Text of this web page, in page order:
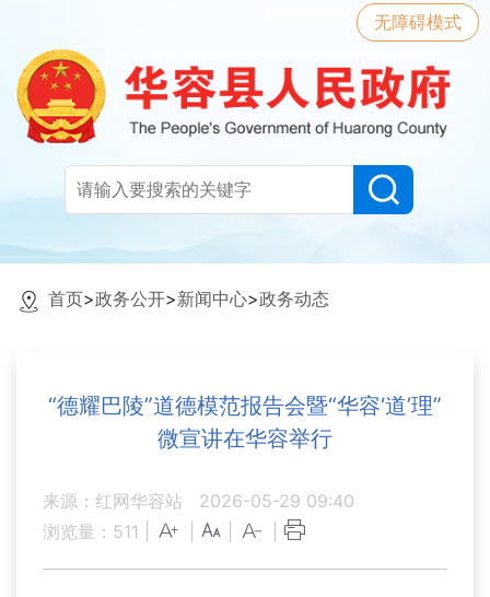
无障碍模式
首页>政务公开>新闻中心>政务动态
“德耀巴陵”道德模范报告会暨“华容‘道’理”
微宣讲在华容举行
来源：红网华容站
2026-05-29 09:40
浏览量： 511